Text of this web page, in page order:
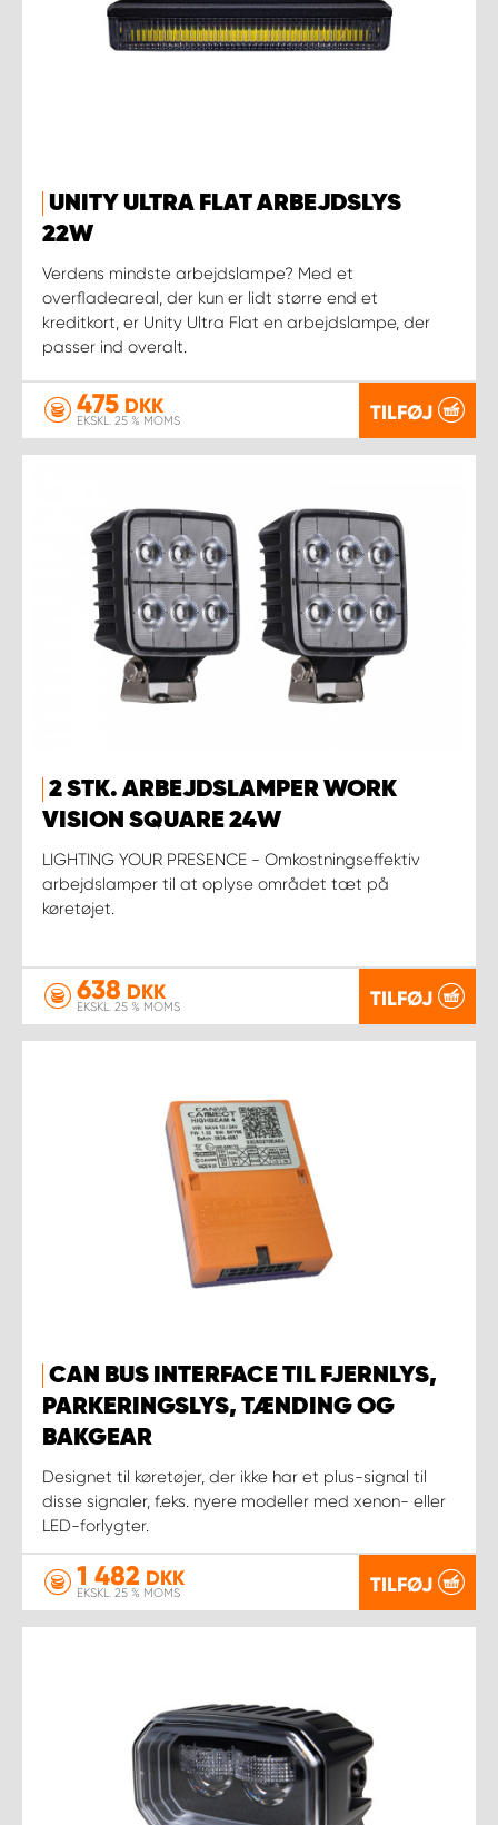
UNITY ULTRA FLAT ARBEJDSLYS
22W
Verdens mindste arbejdslampe? Med et
overfladeareal, der kun er lidt større end et
kreditkort, er Unity Ultra Flat en arbejdslampe, der
passer ind overalt.
475 DKK
EKSKL. 25 % MOMS TILFØJ
2 STK. ARBEJDSLAMPER WORK
VISION SQUARE 24W
LIGHTING YOUR PRESENCE - Omkostningseffektiv
arbejdslamper til at oplyse området tæt på
køretøjet.
638 DKK
EKSKL. 25 % MOMS TILFØJ
CAN BUS INTERFACE TIL FJERNLYS,
PARKERINGSLYS, TÆNDING OG
BAKGEAR
Designet til køretøjer, der ikke har et plus-signal til
disse signaler, f.eks. nyere modeller med xenon- eller
LED-forlygter.
1 482 DKK
EKSKL. 25 % MOMS TILFØJ